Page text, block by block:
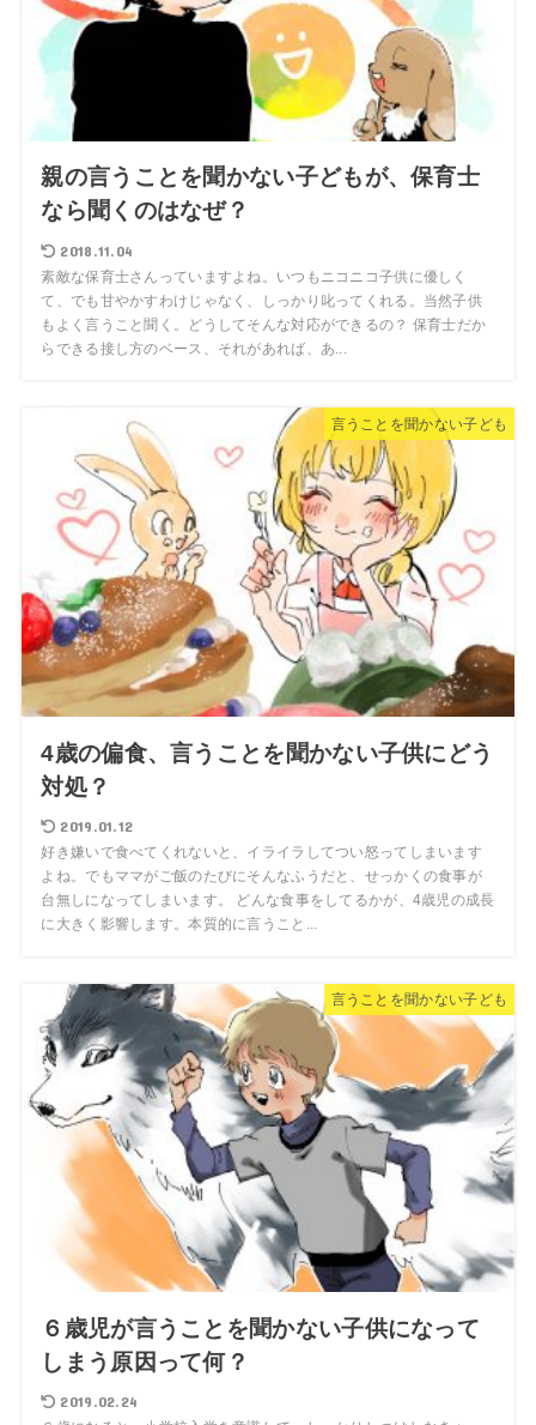
親の言うことを聞かない子どもが、保育士
なら聞くのはなぜ？
2018.11.04
素敵な保育士さんっていますよね。いつもニコニコ子供に優しく
て、でも甘やかすわけじゃなく、しっかり叱ってくれる。当然子供
もよく言うこと聞く。どうしてそんな対応ができるの？ 保育士だか
らできる接し方のベース、それがあれば、あ...
言うことを聞かない子ども
4歳の偏食、言うことを聞かない子供にどう
対処？
2019.01.12
好き嫌いで食べてくれないと、イライラしてつい怒ってしまいます
よね。でもママがご飯のたびにそんなふうだと、せっかくの食事が
台無しになってしまいます。 どんな食事をしてるかが、4歳児の成長
に大きく影響します。本質的に言うこと...
言うことを聞かない子ども
６歳児が言うことを聞かない子供になって
しまう原因って何？
2019.02.24